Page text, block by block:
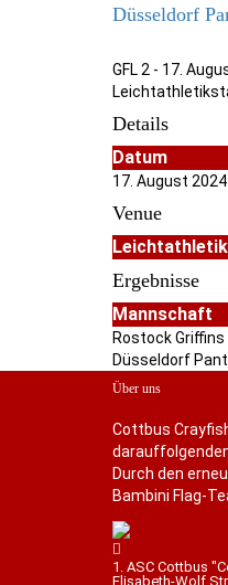
Düsseldorf
GFL 2 - 17.
Details
Datum
17. August 2024
Venue
Ergebnisse
Mannschaft
Rostock Griffins
Düsseldorf
Über uns
Cottbus
Durch den
Bambini Flag-
1. ASC Cottbus
Elisabeth-Wolf